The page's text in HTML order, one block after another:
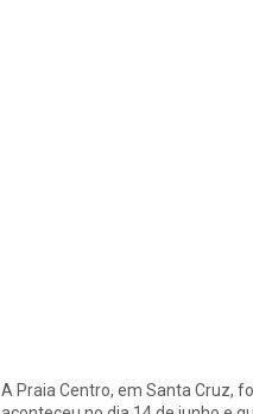
A Praia Centro, em Santa Cruz,